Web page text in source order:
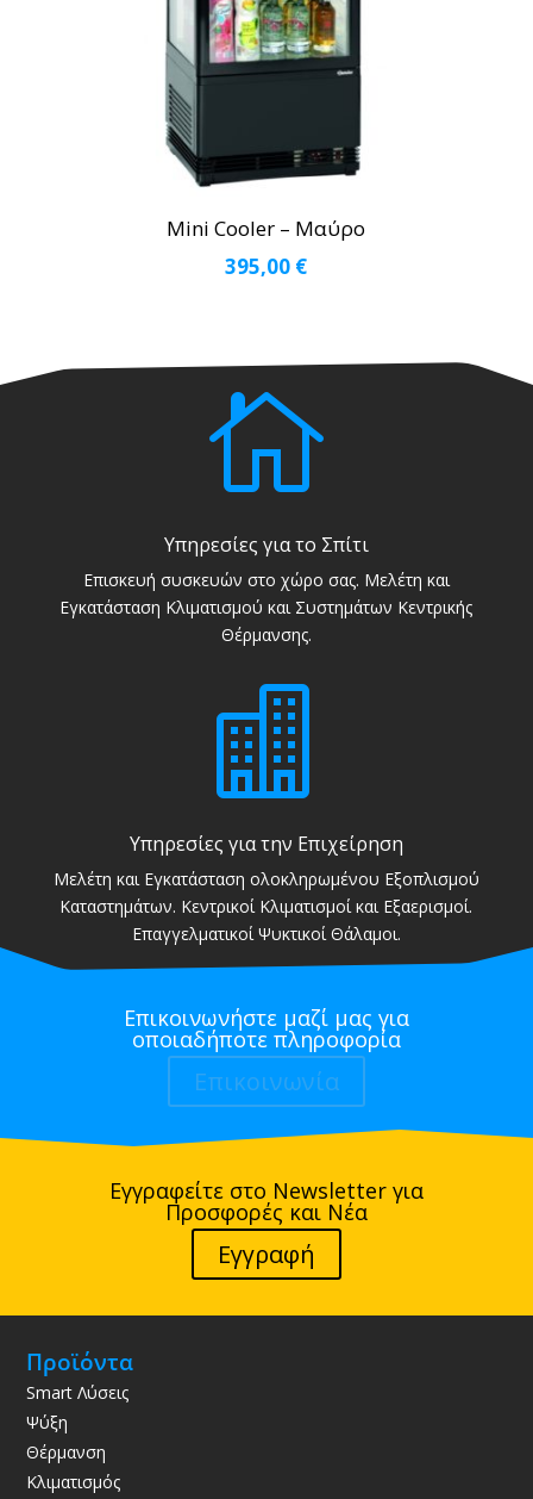
Mini Cooler – Μαύρο
395,00 €

Υπηρεσίες για το Σπίτι
Επισκευή συσκευών στο χώρο σας. Μελέτη και
Εγκατάσταση Κλιματισμού και Συστημάτων Κεντρικής
Θέρμανσης.

Υπηρεσίες για την Επιχείρηση
Μελέτη και Εγκατάσταση ολοκληρωμένου Εξοπλισμού
Καταστημάτων. Κεντρικοί Κλιματισμοί και Εξαερισμοί.
Επαγγελματικοί Ψυκτικοί Θάλαμοι.
Επικοινωνήστε μαζί μας για
οποιαδήποτε πληροφορία
Επικοινωνία
Εγγραφείτε στο Newsletter για
Προσφορές και Νέα
Εγγραφή
Προϊόντα
Smart Λύσεις
Ψύξη
Θέρμανση
Κλιματισμός